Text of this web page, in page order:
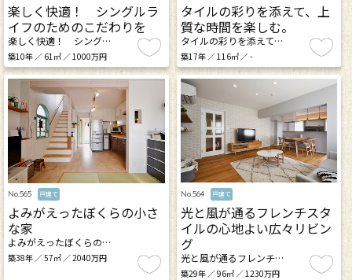
楽しく快適！ シングルラ
イフのためのこだわりを
楽しく快適！ シング…
築10年 ／ 61㎡ ／ 1000万円
タイルの彩りを添えて、上
質な時間を楽しむ。
タイルの彩りを添えて…
築17年 ／ 116㎡ ／ -
No.565 戸建て
よみがえったぼくらの小さ
な家
よみがえったぼくらの…
築38年 ／ 57㎡ ／ 2040万円
No.564 戸建て
光と風が通るフレンチスタ
イルの心地よい広々リビン
グ
光と風が通るフレンチ…
築29年 ／ 96㎡ ／ 1230万円